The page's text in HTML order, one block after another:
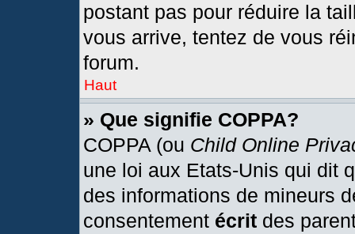
postant pas pour réduire la
vous arrive, tentez de vous
forum.
Haut
» Que signifie COPPA?
COPPA (ou Child Online
une loi aux Etats-Unis qui dit
des informations de mineurs
consentement écrit des